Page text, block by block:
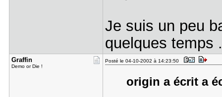
Je suis un peu
quelques temps
Graffin
Demo or Die !
Posté le 04-10-2002 à 14:23:50
origin a écrit a